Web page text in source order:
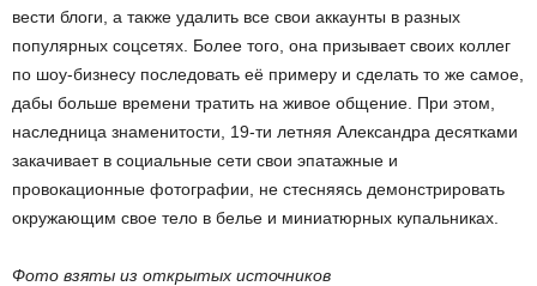
вести блоги, а также удалить все свои аккаунты в разных
популярных соцсетях. Более того, она призывает своих коллег
по шоу-бизнесу последовать её примеру и сделать то же самое,
дабы больше времени тратить на живое общение. При этом,
наследница знаменитости, 19-ти летняя Александра десятками
закачивает в социальные сети свои эпатажные и
провокационные фотографии, не стесняясь демонстрировать
окружающим свое тело в белье и миниатюрных купальниках.
Фото взяты из открытых источников